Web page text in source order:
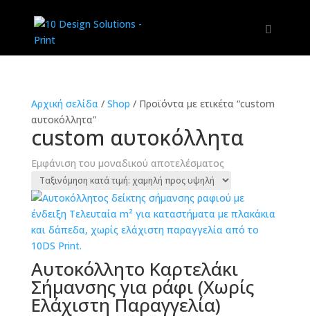
Αρχική σελίδα/ Shop / Προϊόντα με ετικέτα “custom
αυτοκόλλητα”
custom αυτοκόλλητα
Εμφάνιση του μοναδικού αποτελέσματος
Αυτοκόλλητο Καρτελάκι
Σήμανσης για ράφι (Χωρίς
Ελάχιστη Παραγγελία)